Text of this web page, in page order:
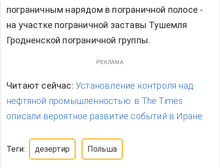
пограничным нарядом в пограничной полосе -
на участке пограничной заставы Тушемля
Гродненской пограничной группы.
РЕКЛАМА
Читают сейчас: Установление контроля над
нефтяной промышленностью: в The Times
описали вероятное развитие событий в Иране.
Теги: дезертир Польша